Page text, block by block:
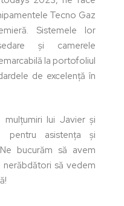
Tecno Gaz
Sistemele lor
și camerele
la portofoliul
de excelență în
mulțumiri lui Javier și
pentru asistența și
bucurăm să avem
să vedem